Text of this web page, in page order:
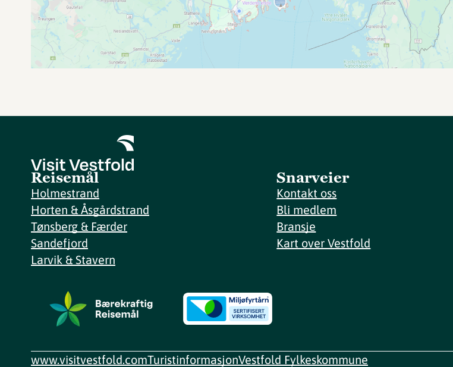
Reisemål
Holmestrand
Horten & Åsgårdstrand
Tønsberg & Færder
Sandefjord
Larvik & Stavern
Snarveier
Kontakt oss
Bli medlem
Bransje
Kart over Vestfold
www.visitvestfold.comTuristinformasjonVestfold Fylkeskommune